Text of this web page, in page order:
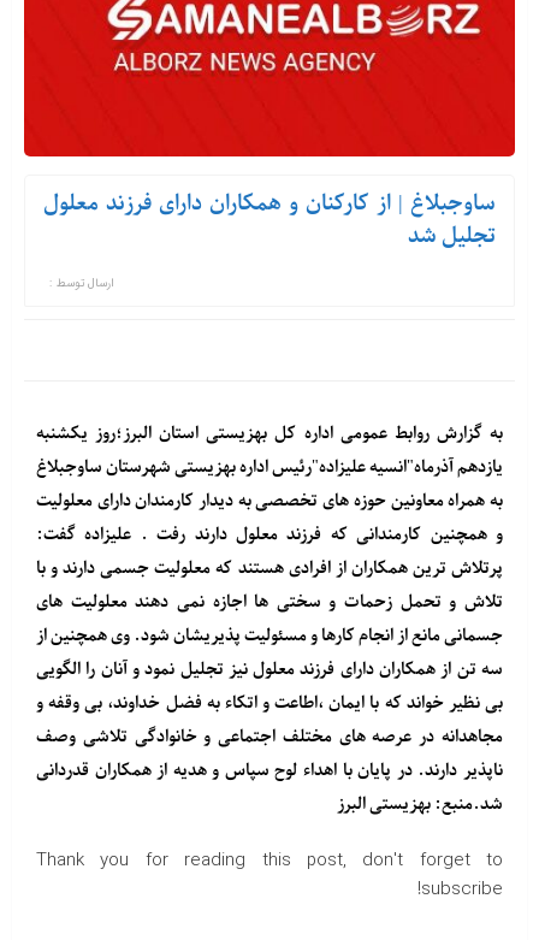
ساوجبلاغ | از کارکنان و همکاران دارای فرزند معلول
تجلیل شد
ارسال توسط :
به گزارش روابط عمومی اداره کل بهزیستی استان البرز؛روز یکشنبه
یازدهم آذرماه"انسیه علیزاده"رئیس اداره بهزیستی شهرستان ساوجبلاغ
به همراه معاونین حوزه های تخصصی به دیدار کارمندان دارای معلولیت
و همچنین کارمندانی که فرزند معلول دارند رفت . علیزاده گفت:
پرتلاش ترین همکاران از افرادی هستند که معلولیت جسمی دارند و با
تلاش و تحمل زحمات و سختی ها اجازه نمی دهند معلولیت های
جسمانی مانع از انجام کارها و مسئولیت پذیریشان شود. وی همچنین از
سه تن از همکاران دارای فرزند معلول نیز تجلیل نمود و آنان را الگویی
بی نظیر خواند که با ایمان ،اطاعت و اتکاء به فضل خداوند، بی وقفه و
مجاهدانه در عرصه های مختلف اجتماعی ‌و خانوادگی تلاشی وصف
ناپذیر دارند. در پایان با اهداء لوح سپاس و هدیه از همکاران قدردانی
شد.منبع: بهزیستی البرز
Thank you for reading this post, don't forget to
subscribe!